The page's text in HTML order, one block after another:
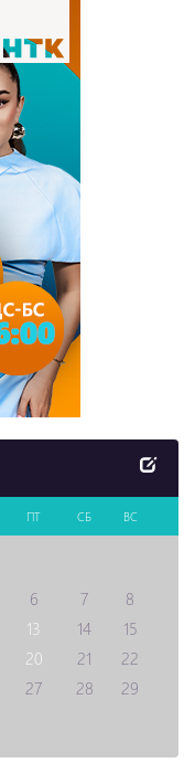
ПТ СБ ВС
6 7
8
13 14
15
20 21
22
27 28
29